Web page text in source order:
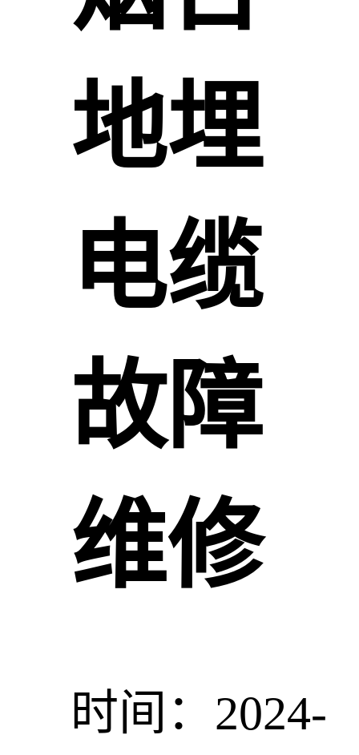
地埋
电缆
故障
维修
时间：2024-